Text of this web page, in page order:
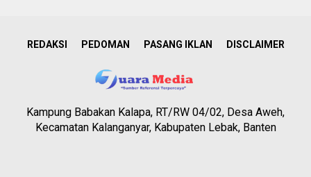
REDAKSI PEDOMAN PASANG IKLAN DISCLAIMER
Kampung Babakan Kalapa, RT/RW 04/02, Desa Aweh,
Kecamatan Kalanganyar, Kabupaten Lebak, Banten